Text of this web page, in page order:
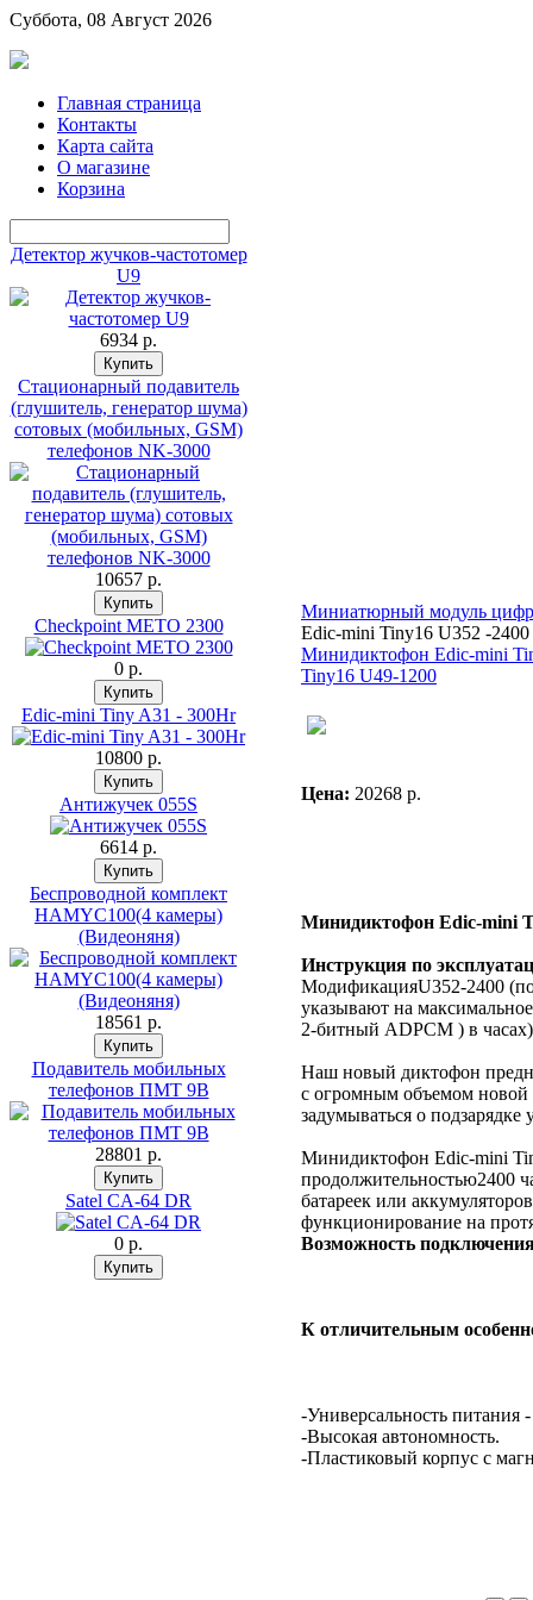
Суббота, 08 Август 2026
Главная страница
Контакты
Карта сайта
О магазине
Корзина
Детектор жучков-частотомер
U9
6934 p.
Стационарный подавитель
(глушитель, генератор шума)
сотовых (мобильных, GSM)
телефонов NK-3000
10657 p.
Checkpoint METO 2300
0 p.
Edic-mini Tiny A31 - 300Hr
10800 p.
Антижучек 055S
6614 p.
Беспроводной комплект
HAMYC100(4 камеры)
(Видеоняня)
18561 p.
Подавитель мобильных
телефонов ПМТ 9В
28801 p.
Satel CA-64 DR
0 p.
Миниатюрный модуль
Edic-mini Tiny16 U352 -2400
Минидиктофон Edic-mini
Tiny16 U49-1200
Цена: 20268 p.
Минидиктофон Edic-mini
Инструкция по
МодификацияU352-2400
указывают на
2-битный ADPCM ) в
Наш новый диктофон
с огромным объемом новой
задумываться о подзарядке
Минидиктофон Edic-mini
продолжительностью2400
батареек или
функционирование на
Возможность
К отличительным
-Универсальность питания
-Высокая автономность.
-Пластиковый корпус с